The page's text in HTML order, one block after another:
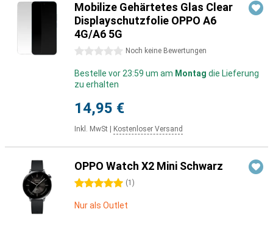
Mobilize Gehärtetes Glas Clear
Displayschutzfolie OPPO A6
4G/A6 5G
0 Sterne Noch keine Bewertungen
Bestelle vor 23:59 um am Montag die Lieferung
zu erhalten
14,95 €
Inkl. MwSt Kostenloser Versand
OPPO Watch X2 Mini Schwarz
5 Sterne (1 )
Nur als Outlet